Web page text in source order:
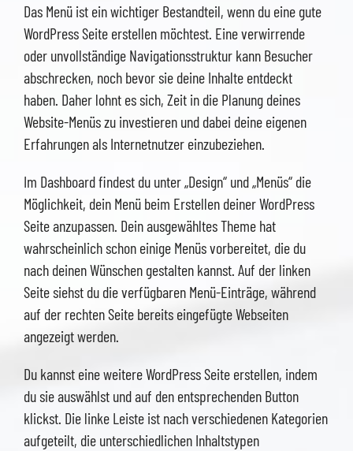
Das Menü ist ein wichtiger Bestandteil, wenn du eine gute
WordPress Seite erstellen möchtest. Eine verwirrende
oder unvollständige Navigationsstruktur kann Besucher
abschrecken, noch bevor sie deine Inhalte entdeckt
haben. Daher lohnt es sich, Zeit in die Planung deines
Website-Menüs zu investieren und dabei deine eigenen
Erfahrungen als Internetnutzer einzubeziehen.
Im Dashboard findest du unter „Design“ und „Menüs“ die
Möglichkeit, dein Menü beim Erstellen deiner WordPress
Seite anzupassen. Dein ausgewähltes Theme hat
wahrscheinlich schon einige Menüs vorbereitet, die du
nach deinen Wünschen gestalten kannst. Auf der linken
Seite siehst du die verfügbaren Menü-Einträge, während
auf der rechten Seite bereits eingefügte Webseiten
angezeigt werden.
Du kannst eine weitere WordPress Seite erstellen, indem
du sie auswählst und auf den entsprechenden Button
klickst. Die linke Leiste ist nach verschiedenen Kategorien
aufgeteilt, die unterschiedlichen Inhaltstypen